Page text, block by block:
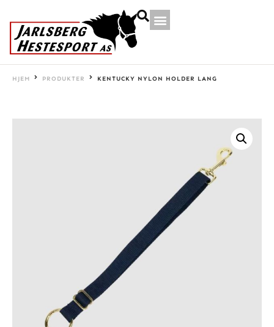
HJEM PRODUKTER KENTUCKY NYLON HOLDER LANG